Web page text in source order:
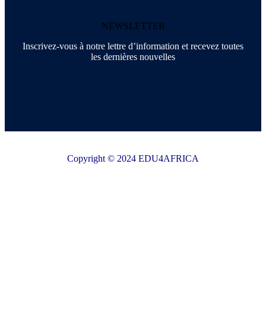
NEWSLETTER
Inscrivez-vous à notre lettre d’information et recevez toutes
les dernières nouvelles
Copyright © 2024 EDU4AFRICA